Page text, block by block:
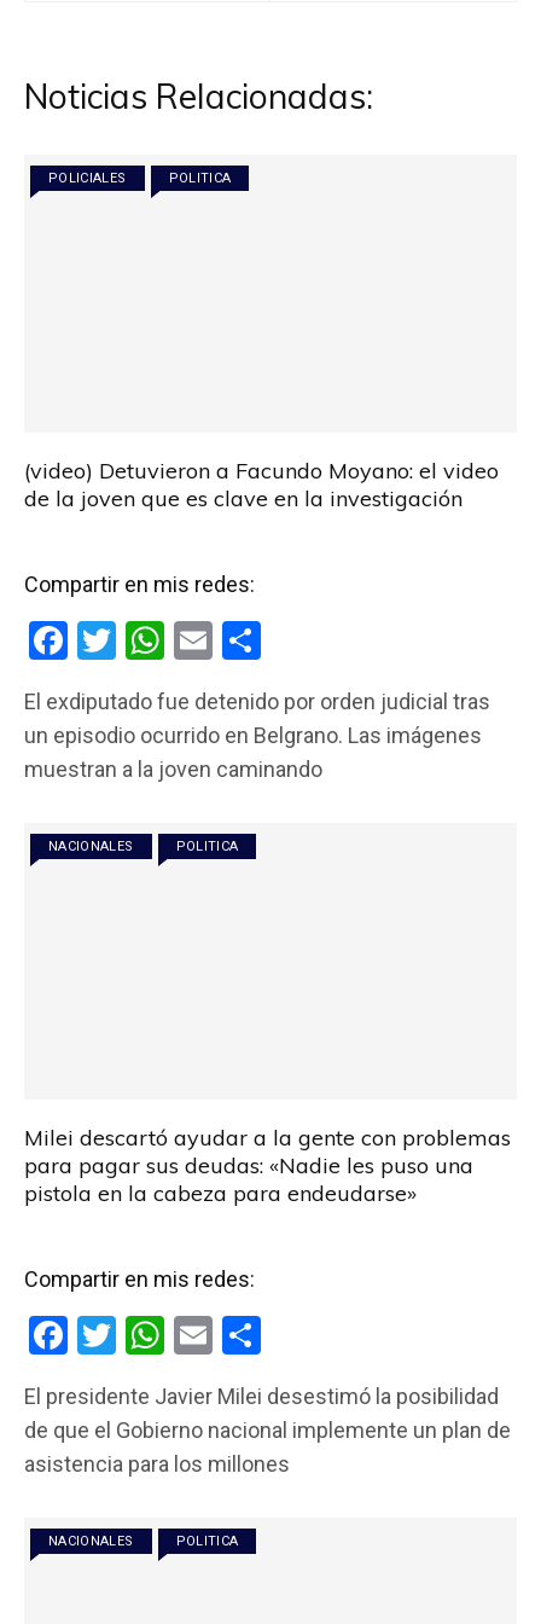
Noticias Relacionadas:
POLICIALES POLITICA
(video) Detuvieron a Facundo Moyano: el video
de la joven que es clave en la investigación
Compartir en mis redes:
F
ce
b
o
k
T
tt
er
W
at
s
p
p
E
ail m
p
El exdiputado fue detenido por orden judicial tras
un episodio ocurrido en Belgrano. Las imágenes
muestran a la joven caminando
NACIONALES POLITICA
Milei descartó ayudar a la gente con problemas
para pagar sus deudas: «Nadie les puso una
pistola en la cabeza para endeudarse»
Compartir en mis redes:
F
ce
b
o
k
T
tt
er
W
at
s
p
p
E
ail m
p
El presidente Javier Milei desestimó la posibilidad
de que el Gobierno nacional implemente un plan de
asistencia para los millones
NACIONALES POLITICA